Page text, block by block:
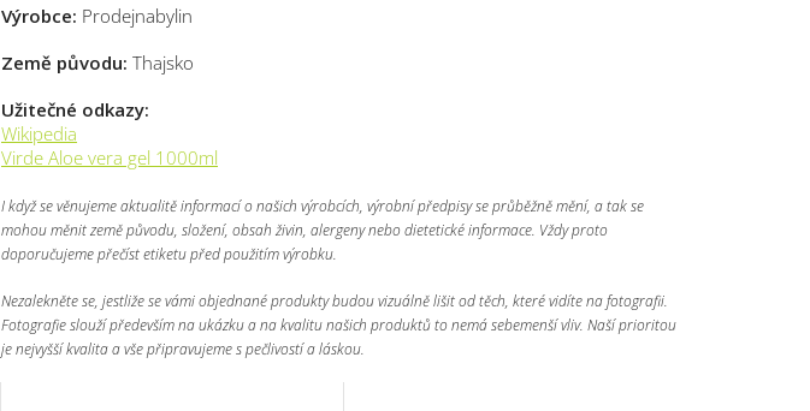
Výrobce: Prodejnabylin
Země původu: Thajsko
Užitečné odkazy:
Wikipedia
Virde Aloe vera gel 1000ml
I když se věnujeme aktualitě informací o našich výrobcích, výrobní předpisy se průběžně mění, a tak se
mohou měnit země původu, složení, obsah živin, alergeny nebo dietetické informace. Vždy proto
doporučujeme přečíst etiketu před použitím výrobku.
Nezalekněte se, jestliže se vámi objednané produkty budou vizuálně lišit od těch, které vidíte na fotografii.
Fotografie slouží především na ukázku a na kvalitu našich produktů to nemá sebemenší vliv. Naší prioritou
je nejvyšší kvalita a vše připravujeme s pečlivostí a láskou.